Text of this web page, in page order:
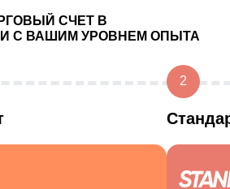
СЧЕТ В
С ВАШИМ УРОВНЕМ ОПЫТА
2